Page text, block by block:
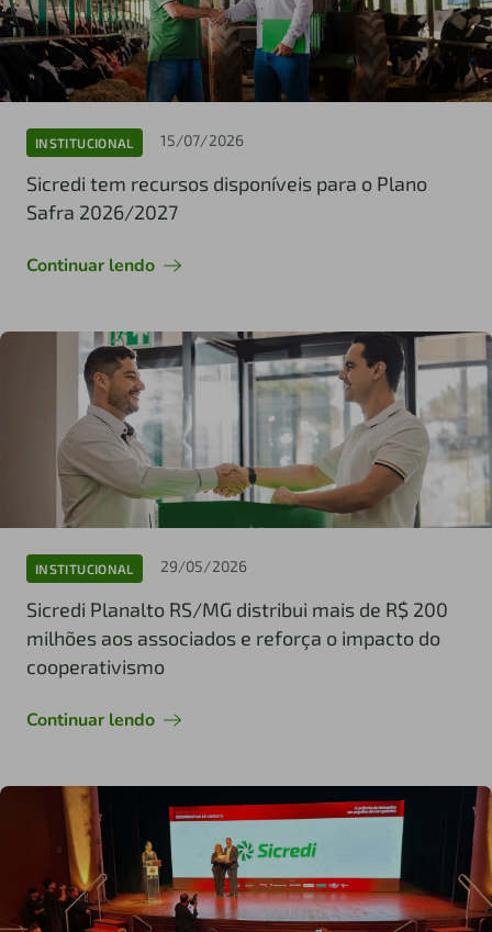
INSTITUCIONAL 15/07/2026
Sicredi tem recursos disponíveis para o Plano
Safra 2026/2027
Continuar lendo
INSTITUCIONAL 29/05/2026
Sicredi Planalto RS/MG distribui mais de R$ 200
milhões aos associados e reforça o impacto do
cooperativismo
Continuar lendo